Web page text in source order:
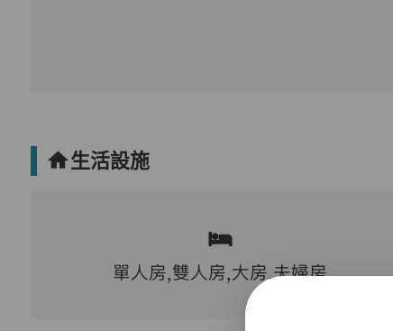
生活設施
單人房,雙人房,大房,夫婦房